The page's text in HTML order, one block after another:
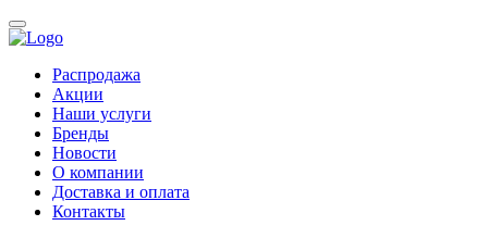
Распродажа
Акции
Наши услуги
Бренды
Новости
О компании
Доставка и оплата
Контакты